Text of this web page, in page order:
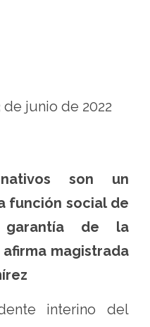
junio de 2022
son un
función social de
de la
magistrada
interino del